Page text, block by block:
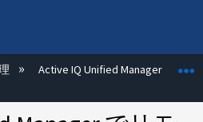
を展開/折りたたむ
Active IQ Unified Manager